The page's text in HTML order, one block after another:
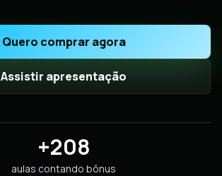
Quero comprar agora
Assistir apresentação
+208
aulas contando bônus